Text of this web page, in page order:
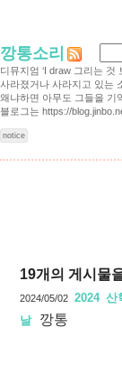
깡통소리
디뮤지엄 ‘I draw 그리는 것
사라졌거나 사라지고 있는
왜냐하면 아무도 그들을 기
블로그는 https://
notice
19개의 게시물
2024/05/02 2024 산
날
깡통